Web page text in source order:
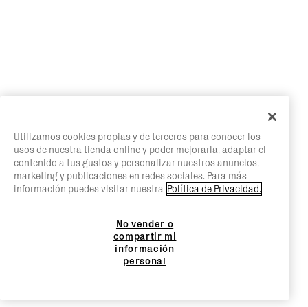
Utilizamos cookies propias y de terceros para conocer los
usos de nuestra tienda online y poder mejorarla, adaptar el
contenido a tus gustos y personalizar nuestros anuncios,
marketing y publicaciones en redes sociales. Para más
información puedes visitar nuestra Política de Privacidad.
No vender o
compartir mi
información
personal